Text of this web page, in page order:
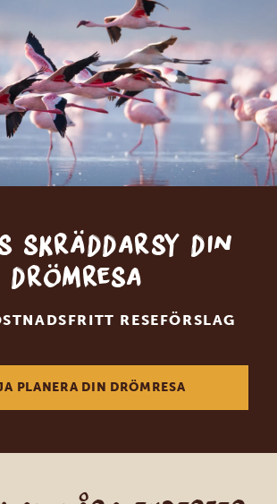
skräddarsy din
drömresa
RESEFÖRSLAG
PLANERA DIN DRÖMRESA